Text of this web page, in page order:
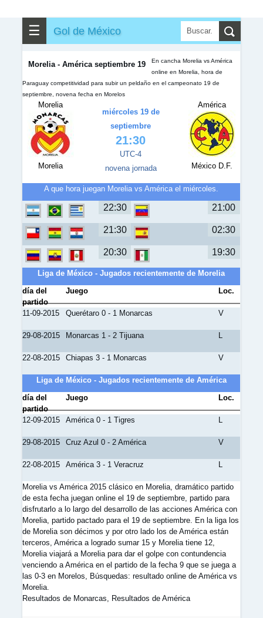
☰ Gol de México
Morelia - América septiembre 19
En cancha Morelia vs América
online en Morelia, hora de
Paraguay competitividad para subir un peldaño en el campeonato 19 de
septiembre, novena fecha en Morelos
Morelia
Morelia
miércoles 19 de
septiembre
21:30
UTC-4
novena jornada
América
México D.F.
A que hora juegan Morelia vs América el miércoles.
22:30 21:00
21:30 02:30
20:30 19:30
Liga de México - Jugados recientemente de Morelia
día del
partido
Juego Loc.
11-09-2015 Querétaro 0 - 1 Monarcas V
29-08-2015 Monarcas 1 - 2 Tijuana L
22-08-2015 Chiapas 3 - 1 Monarcas V
Liga de México - Jugados recientemente de América
día del
partido
Juego Loc.
12-09-2015 América 0 - 1 Tigres L
29-08-2015 Cruz Azul 0 - 2 América V
22-08-2015 América 3 - 1 Veracruz L
Morelia vs América 2015 clásico en Morelia, dramático partido
de esta fecha juegan online el 19 de septiembre, partido para
disfrutarlo a lo largo del desarrollo de las acciones América con
Morelia, partido pactado para el 19 de septiembre. En la liga los
de Morelia son décimos y por otro lado los de América están
terceros, América a logrado sumar 15 y Morelia tiene 12,
Morelia viajará a Morelia para dar el golpe con contundencia
venciendo a América en el partido de la fecha 9 que se juega a
las 0-3 en Morelos, Búsquedas: resultado online de América vs
Morelia.
Resultados de Monarcas, Resultados de América